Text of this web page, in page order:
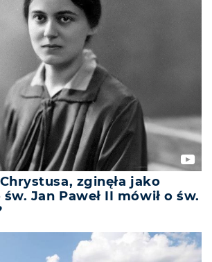
zginęła jako
Jan Paweł II mówił o św.